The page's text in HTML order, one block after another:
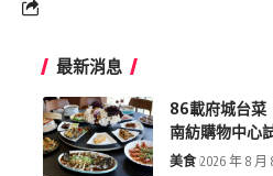
最新消息
86載府城台菜
南紡購物中心
美食 2026 年 8 月